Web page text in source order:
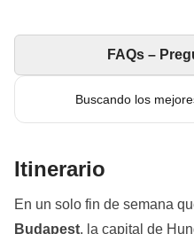
Buscando los
FAQs –
Itinerario
En un solo fin de semana
Budapest, la capital de